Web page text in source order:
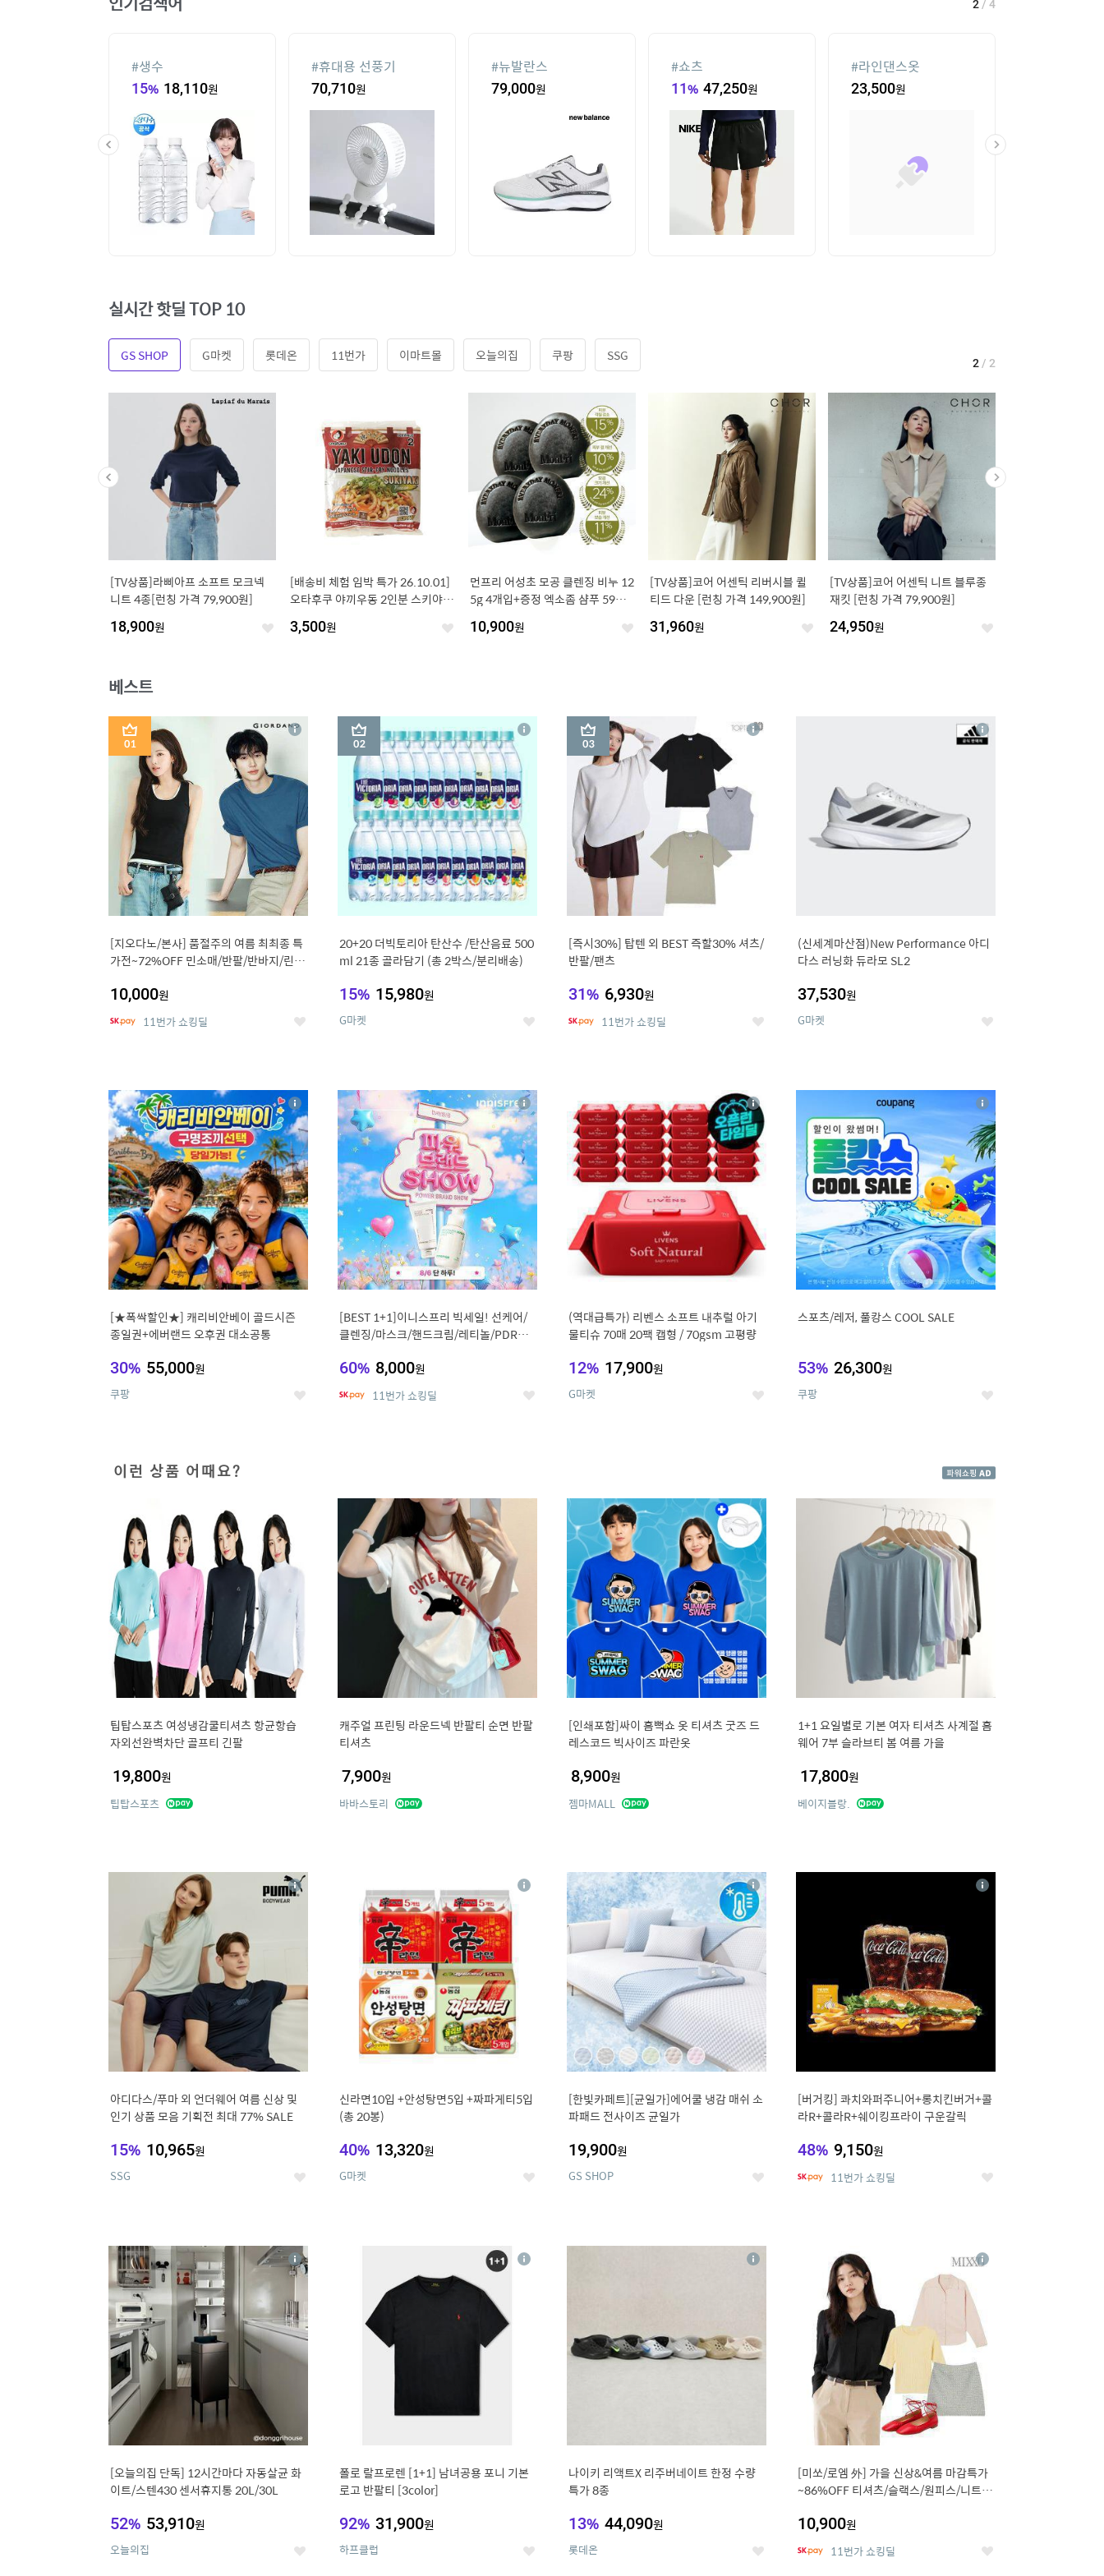
#생수
15% 18,110원
#휴대용 선풍기
70,710원
#뉴발란스
79,000원
#쇼츠
11% 47,250원
#라인댄스옷
23,500원
2 / 4
실시간 핫딜 TOP 10
GS SHOP G마켓 롯데온 11번가 이마트몰 오늘의집 쿠팡 SSG
[TV상품]라삐아프 소프트 모크넥
니트 4종[런칭 가격 79,900원]
18,900원 좋
[배송비 체험 임박 특가 26.10.01]
오타후쿠 야끼우동 2인분 스키야키
3,500원 좋
먼프리 어성초 모공 클렌징 비누 12
5g 4개입+증정 엑소좀 샴푸 59ml
미백 미용 비누 티트리 포레스트향]
10,900원 좋
[TV상품]코어 어센틱 리버시블 퀼
티드 다운 [런칭 가격 149,900원]
31,960원 좋
[TV상품]코어 어센틱 니트 블루종
재킷 [런칭 가격 79,900원]
24,950원 좋
2 / 2
베스트
1
[지오다노/본사] 품절주의 여름 최최종 특
가전~72%OFF 민소매/반팔/반바지/린넨
10,000원
11번가 쇼킹딜 좋
상
2
20+20 더빅토리아 탄산수 /탄산음료 500
ml 21종 골라담기 (총 2박스/분리배송)
15% 15,980원
G마켓 좋
상
3
[즉시30%] 탑텐 외 BEST 즉할30% 셔츠/
반팔/팬츠
31% 6,930원
11번가 쇼킹딜 좋
상
(신세계마산점)New Performance 아디
다스 러닝화 듀라모 SL2
37,530원
G마켓 좋
상
세
5
[★폭싹할인★] 캐리비안베이 골드시즌
종일권+에버랜드 오후권 대소공통
30% 55,000원
쿠팡 좋
상
세
6
[BEST 1+1]이니스프리 빅세일! 선케어/
클렌징/마스크/핸드크림/레티놀/PDRN/
60% 8,000원
11번가 쇼킹딜 좋
상
세
(역대급특가) 리벤스 소프트 내추럴 아기
물티슈 70매 20팩 캡형 / 70gsm 고평량
12% 17,900원
G마켓 좋
상
세
8
스포츠/레저, 풀캉스 COOL SALE
53% 26,300원
쿠팡 좋
상
세
이런 상품 어때요?
팁탑스포츠 여성냉감쿨티셔츠 항균항습
자외선완벽차단 골프티 긴팔
19,800원
팁탑스포츠
캐주얼 프린팅 라운드넥 반팔티 순면 반팔
티셔츠
7,900원
바바스토리
[인쇄포함]싸이 흠뻑쇼 옷 티셔츠 굿즈 드
레스코드 빅사이즈 파란옷
8,900원
젬마MALL
1+1 요일별로 기본 여자 티셔츠 사계절 홈
웨어 7부 슬라브티 봄 여름 가을
17,800원
베이지블랑.
9
아디다스/푸마 외 언더웨어 여름 신상 및
인기 상품 모음 기획전 최대 77% SALE
15% 10,965원
SSG 좋
상
세
신라면10입 +안성탕면5입 +짜파게티5입
(총 20봉)
40% 13,320원
G마켓 좋
상
11
[한빛카페트][균일가]에어쿨 냉감 매쉬 소
파패드 전사이즈 균일가
19,900원
GS SHOP 좋
상
세
12
[버거킹] 콰치와퍼주니어+롱치킨버거+콜
라R+콜라R+쉐이킹프라이 구운갈릭
48% 9,150원
11번가 쇼킹딜 좋
상
13
[오늘의집 단독] 12시간마다 자동살균 화
이트/스텐430 센서휴지통 20L/30L
52% 53,910원
오늘의집 좋
상
세
폴로 랄프로렌 [1+1] 남녀공용 포니 기본
로고 반팔티 [3color]
92% 31,900원
하프클럽 좋
상
15
나이키 리액트X 리주버네이트 한정 수량
특가 8종
13% 44,090원
롯데온 좋
상
[미쏘/로엠 外] 가을 신상&여름 마감특가
~86%OFF 티셔츠/슬랙스/원피스/니트/
10,900원
11번가 쇼킹딜 좋
상